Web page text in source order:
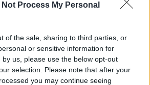
Not Process My Personal
of the sale, sharing to third parties, or
or sensitive information for
us, please use the below opt-out
selection. Please note that after your
you may continue seeing